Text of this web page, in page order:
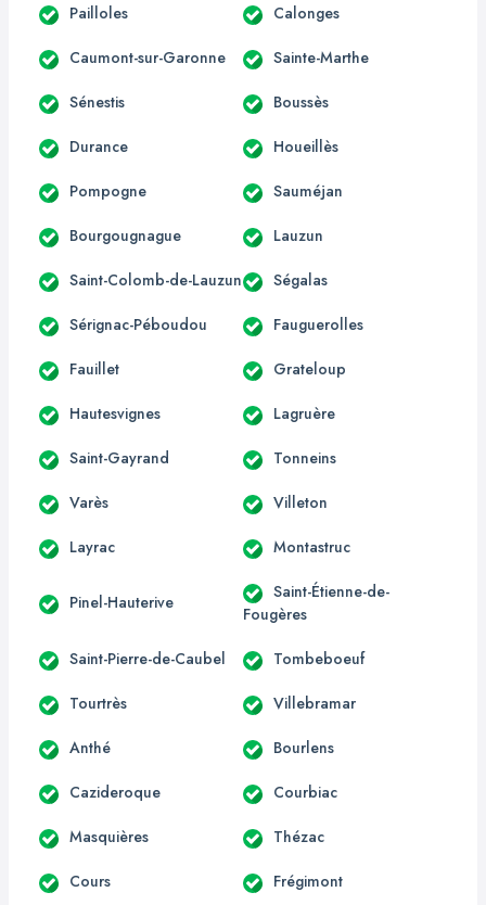
Pailloles Calonges
Caumont-sur-Garonne Sainte-Marthe
Sénestis Boussès
Durance Houeillès
Pompogne Sauméjan
Bourgougnague Lauzun
Saint-Colomb-de-Lauzun Ségalas
Sérignac-Péboudou Fauguerolles
Fauillet Grateloup
Hautesvignes Lagruère
Saint-Gayrand Tonneins
Varès Villeton
Layrac Montastruc
Pinel-Hauterive
Saint-Étienne-de-
Fougères
Saint-Pierre-de-Caubel Tombeboeuf
Tourtrès Villebramar
Anthé Bourlens
Cazideroque Courbiac
Masquières Thézac
Cours Frégimont